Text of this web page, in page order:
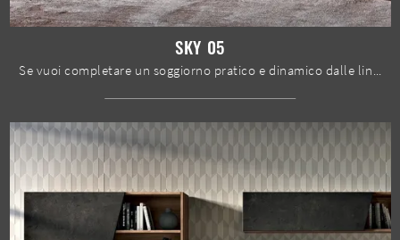
SKY 05
Se vuoi completare un soggiorno pratico e dinamico dalle linee moderne, ti offriamo la parete attrezzata Sky 05 Spar.